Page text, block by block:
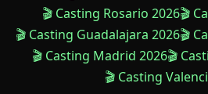
🎬 Casting Rosario 2026🎬
🎬 Casting Guadalajara 2026🎬
🎬 Casting Madrid 2026🎬
🎬 Casting